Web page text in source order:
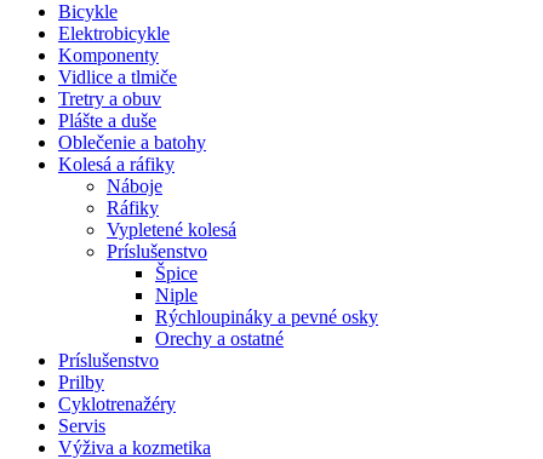
Bicykle
Elektrobicykle
Komponenty
Vidlice a tlmiče
Tretry a obuv
Plášte a duše
Oblečenie a batohy
Kolesá a ráfiky
Náboje
Ráfiky
Vypletené kolesá
Príslušenstvo
Špice
Niple
Rýchloupináky a pevné osky
Orechy a ostatné
Príslušenstvo
Prilby
Cyklotrenažéry
Servis
Výživa a kozmetika